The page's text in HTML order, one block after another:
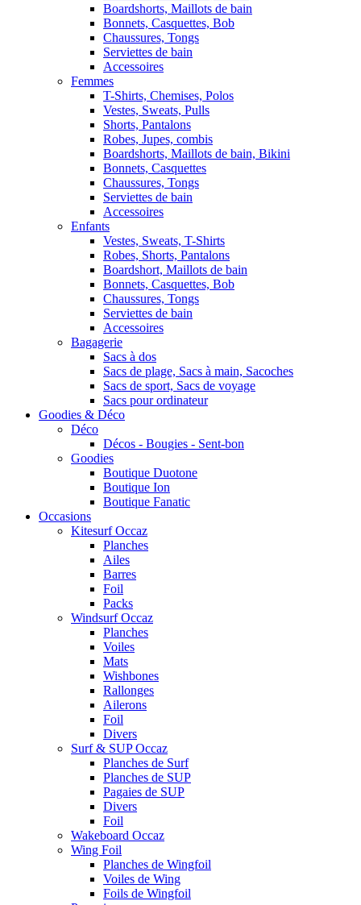
Boardshorts, Maillots de bain
Bonnets, Casquettes, Bob
Chaussures, Tongs
Serviettes de bain
Accessoires
Femmes
T-Shirts, Chemises, Polos
Vestes, Sweats, Pulls
Shorts, Pantalons
Robes, Jupes, combis
Boardshorts, Maillots de bain, Bikini
Bonnets, Casquettes
Chaussures, Tongs
Serviettes de bain
Accessoires
Enfants
Vestes, Sweats, T-Shirts
Robes, Shorts, Pantalons
Boardshort, Maillots de bain
Bonnets, Casquettes, Bob
Chaussures, Tongs
Serviettes de bain
Accessoires
Bagagerie
Sacs à dos
Sacs de plage, Sacs à main, Sacoches
Sacs de sport, Sacs de voyage
Sacs pour ordinateur
Goodies & Déco
Déco
Décos - Bougies - Sent-bon
Goodies
Boutique Duotone
Boutique Ion
Boutique Fanatic
Occasions
Kitesurf Occaz
Planches
Ailes
Barres
Foil
Packs
Windsurf Occaz
Planches
Voiles
Mats
Wishbones
Rallonges
Ailerons
Foil
Divers
Surf & SUP Occaz
Planches de Surf
Planches de SUP
Pagaies de SUP
Divers
Foil
Wakeboard Occaz
Wing Foil
Planches de Wingfoil
Voiles de Wing
Foils de Wingfoil